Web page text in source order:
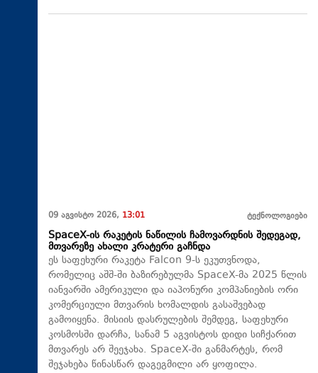
09 აგვისტო 2026, 13:01 ტექნოლოგიები
SpaceX-ის რაკეტის ნაწილის ჩამოვარდნის შედეგად,
მთვარეზე ახალი კრატერი გაჩნდა
ეს საფეხური რაკეტა Falcon 9-ს ეკუთვნოდა,
რომელიც აშშ-ში ბაზირებულმა SpaceX-მა 2025 წლის
იანვარში ამერიკული და იაპონური კომპანიების ორი
კომერციული მთვარის ხომალდის გასაშვებად
გამოიყენა. მისიის დასრულების შემდეგ, საფეხური
კოსმოსში დარჩა, სანამ 5 აგვისტოს დიდი სიჩქარით
მთვარეს არ შეეჯახა.​ SpaceX-ში განმარტეს, რომ
შეჯახება წინასწარ დაგეგმილი არ ყოფილა.